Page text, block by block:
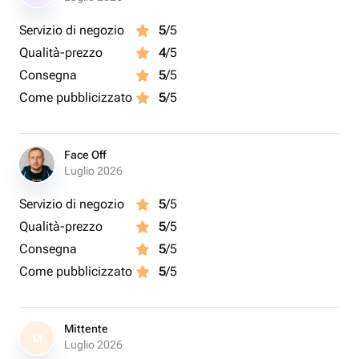
Возд. шар с гелием металлик сиреневого цвета 30 см -
2 шт.
Servizio di negozio 5/5
Qualità-prezzo
4/5
Consegna
5/5
Come pubblicizzato
5/5
Face Off
Luglio 2026
Servizio di negozio 5/5
Qualità-prezzo
5/5
Consegna
5/5
Come pubblicizzato
5/5
M
Mittente
Luglio 2026